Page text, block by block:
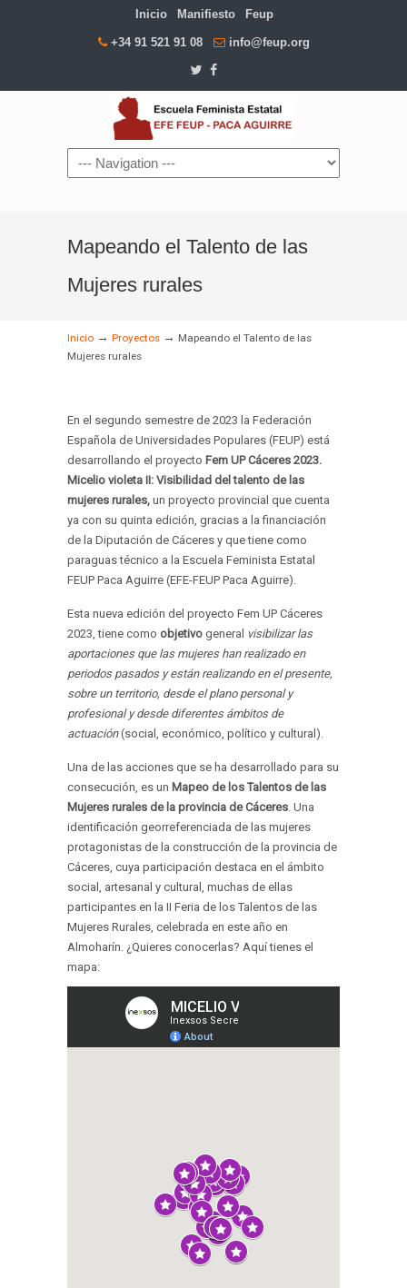
Inicio Manifiesto Feup
+34 91 521 91 08 info@feup.org
Navigation
Mapeando el Talento de las
Mujeres rurales
Inicio → Proyectos → Mapeando el Talento de las
Mujeres rurales
En el segundo semestre de 2023 la Federación
Española de Universidades Populares (FEUP) está
desarrollando el proyecto Fem UP Cáceres 2023.
Micelio violeta II: Visibilidad del talento de las
mujeres rurales, un proyecto provincial que cuenta
ya con su quinta edición, gracias a la financiación
de la Diputación de Cáceres y que tiene como
paraguas técnico a la Escuela Feminista Estatal
FEUP Paca Aguirre (EFE-FEUP Paca Aguirre).
Esta nueva edición del proyecto Fem UP Cáceres
2023, tiene como objetivo general visibilizar las
aportaciones que las mujeres han realizado en
periodos pasados y están realizando en el presente,
sobre un territorio, desde el plano personal y
profesional y desde diferentes ámbitos de
actuación(social, económico, político y cultural).
Una de las acciones que se ha desarrollado para su
consecución, es un Mapeo de los Talentos de las
Mujeres rurales de la provincia de Cáceres. Una
identificación georreferenciada de las mujeres
protagonistas de la construcción de la provincia de
Cáceres, cuya participación destaca en el ámbito
social, artesanal y cultural, muchas de ellas
participantes en la II Feria de los Talentos de las
Mujeres Rurales, celebrada en este año en
Almoharín. ¿Quieres conocerlas? Aquí tienes el
mapa: